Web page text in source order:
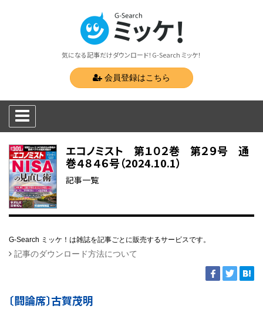
気になる記事だけダウンロード！G-Search ミッケ！
会員登録はこちら
エコノミスト 第１０２巻 第２９号 通
巻４８４６号（2024.10.1）
記事一覧
G-Search ミッケ！は雑誌を記事ごとに販売するサービスです。
記事のダウンロード方法について
〔闘論席〕古賀茂明